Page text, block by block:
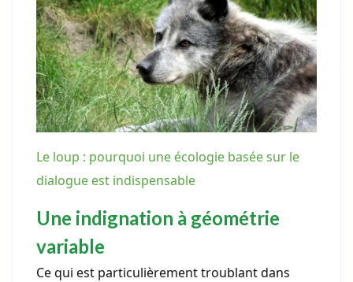
Le loup : pourquoi une écologie basée sur le
dialogue est indispensable
Une indignation à géométrie
variable
Ce qui est particulièrement troublant dans